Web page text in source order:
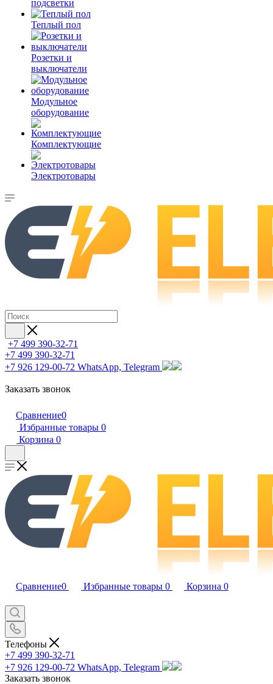
подсветки
Теплый пол
Розетки и
выключатели
Модульное
оборудование
Комплектующие
Электротовары
+7 499 390-32-71
+7 499 390-32-71
+7 926 129-00-72 WhatsApp, Telegram
Заказать звонок
Сравнение0
Избранные товары 0
Корзина 0
Сравнение0 Избранные товары 0 Корзина 0
Телефоны
+7 499 390-32-71
+7 926 129-00-72 WhatsApp, Telegram
Заказать звонок